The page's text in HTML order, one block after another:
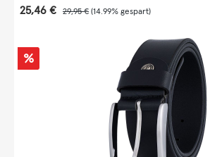
Verkaufspreis:
25,46 € Regulärer Preis:
29,95 € (14.99% gespart)
Rabatt
%